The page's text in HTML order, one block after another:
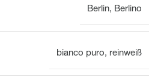
Berlin, Berlino
bianco puro, reinweiß